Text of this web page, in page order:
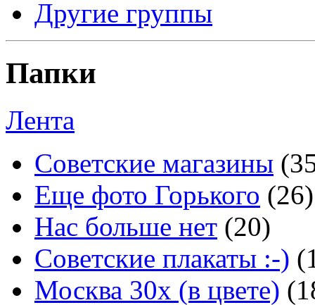
Другие группы
Папки
Лента
Советские магазины
Еще фото Горького (26)
Нас больше нет (20)
Советские плакаты :-)
Москва 30x (в цвете)